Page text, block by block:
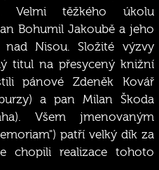
Velmi těžkého úkolu
Bohumil Jakoubě a jeho
nad Nisou. Složité výzvy
titul na přesycený knižní
pánové Zdeněk Kovář
a pan Milan Škoda
Všem jmenovaným
patří velký dík za
chopili realizace tohoto